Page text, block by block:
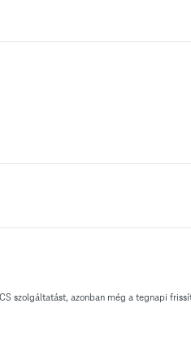
szolgáltatást, azonban még a tegnapi